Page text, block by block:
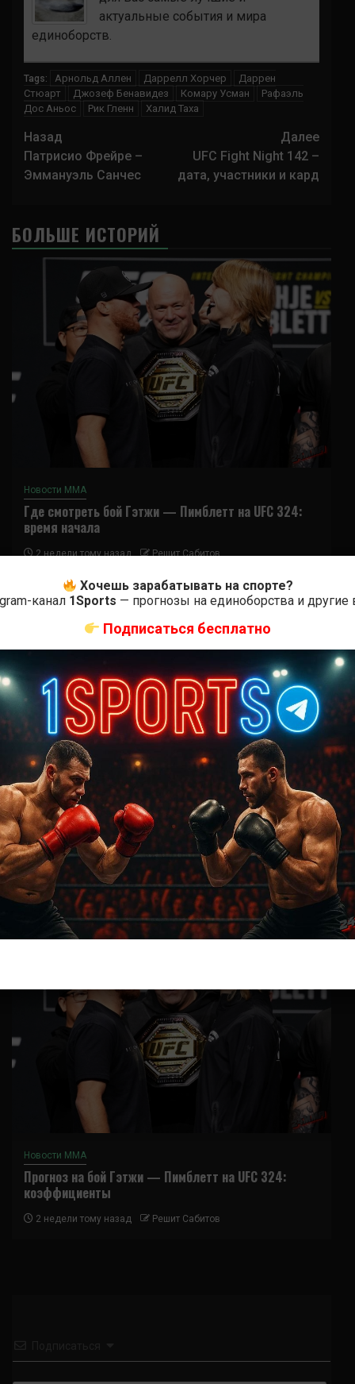
актуальные события и мира
единоборств.
Tags: Арнольд Аллен Даррелл Хорчер
Даррен
Стюарт
Джозеф Бенавидез Комару Усман
Рафаэль
Дос Аньос
Рик Гленн Халид Таха
Навигация
записи
Назад
Патрисио Фрейре –
Эммануэль Санчес
Далее
UFC Fight Night 142 –
дата, участники и кард
БОЛЬШЕ ИСТОРИЙ
Новости ММА
Где смотреть бой Гэтжи — Пимблетт на UFC 324:
время начала
2 недели тому назад Решит Сабитов
Новости ММА
Где смотреть бой О’Мэлли — Ядонг на UFC 324:
время начала
2 недели тому назад Решит Сабитов
Новости ММА
Прогноз на бой Гэтжи — Пимблетт на UFC 324:
коэффициенты
2 недели тому назад Решит Сабитов
Хочешь зарабатывать на спорте?
канал 1Sports — прогнозы на единоборства и
Подписаться бесплатно